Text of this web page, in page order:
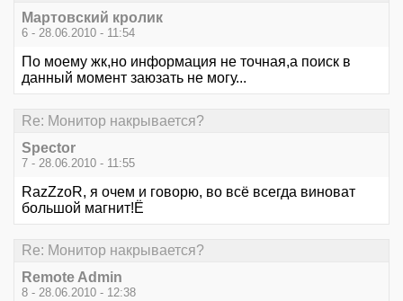
Мартовский кролик
6 - 28.06.2010 - 11:54
По моему жк,но информация не точная,а поиск в
данный момент заюзать не могу...
Re: Монитор накрывается?
Spector
7 - 28.06.2010 - 11:55
RazZzoR, я очем и говорю, во всё всегда виноват
большой магнит!Ё
Re: Монитор накрывается?
Remote Admin
8 - 28.06.2010 - 12:38